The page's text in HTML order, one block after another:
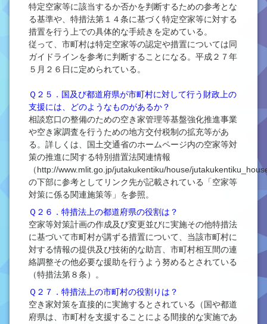
特定空家等に該当するか否かを判断するための参考とな
る基準や、特措法第１４条に基づく特定空家等に対する
措置を行う上での具体的な手続きを定めている。
従って、市町村は特定空家等の認定や措置については同
ガイドラインを参考に判断することになる。平成２７年
５月２６日に定められている。
Ｑ２５．国及び都道府県が市町村に対して行う財政上の
支援には、どのようなものがあるか？
相談窓口の整備のための空き家管理等基盤強化推進事業
や空き家調査を行うための地方交付税制の拡充等があ
る。詳しくは、国土交通省のホームページ内の空家等対
策の推進に関する特別措置法関連情報
（http://www.mlit.go.jp/jutakukentiku/house/
の下部に参考としてリンク先が記載されている「空家等
対策に係る関連施策等」を参照。
Ｑ２６．特措法上の都道府県の役割は？
空家等対策計画の作成及び変更並びに実施その他特措法
に基づいて市町村が講ずる措置について、当該市町村に
対する情報の提供及び技術的な助言、市町村相互間の連
絡調整その他必要な援助を行うよう努めるとされている
（特措法第８条）。
Ｑ２７．特措法上の市町村の役割りは？
空き家対策を直接的に実施するとされている（国や都道
府県は、市町村を支援することによる間接的な実施であ